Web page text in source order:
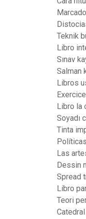
Teknik
Libro
Sınav
Salman
Libros
Libro la
Soyadı
Tinta
Las
Dessin
Spread
Libro
Teori